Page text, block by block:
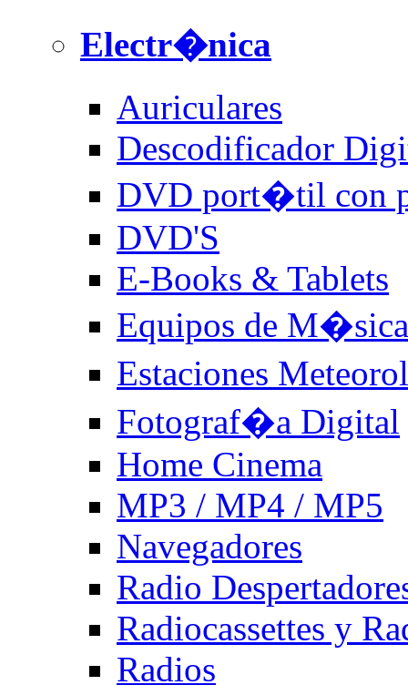
Electr�nica
Auriculares
Descodificador
DVD port�til con
DVD'S
E-Books & Tablets
Equipos de M�sica
Estaciones
Fotograf�a Digital
Home Cinema
MP3 / MP4 / MP5
Navegadores
Radio
Radiocassettes y
Radios